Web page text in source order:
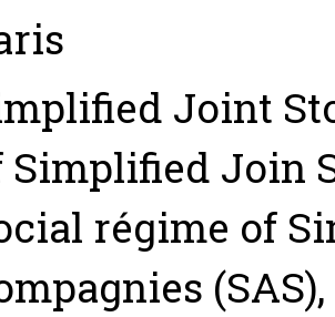
Joint
Simplified Join
régime of